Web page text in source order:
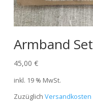
Armband Set
45,00 €
inkl. 19 % MwSt.
Zuzüglich Versandkosten